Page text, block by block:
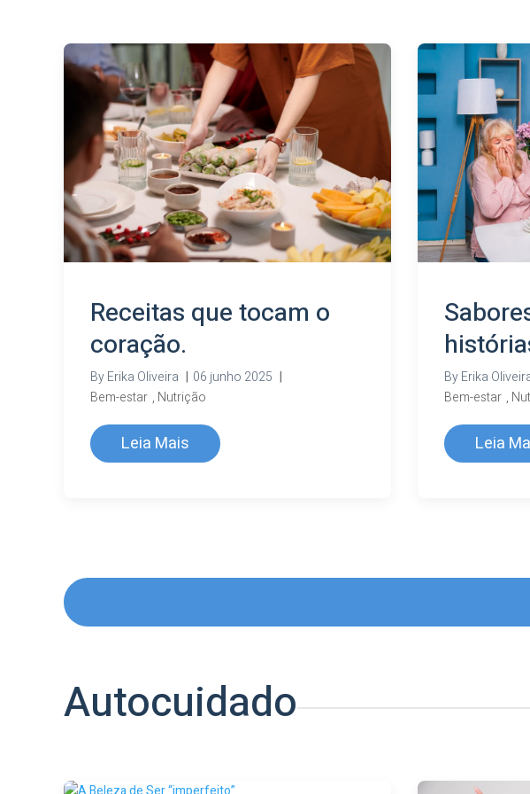
Receitas que tocam o
coração.
ByErika Oliveira | 06 junho 2025 |
Bem-estar , Nutrição
Leia Mais
ByErika
Bem-estar ,
Leia
Autocuidado